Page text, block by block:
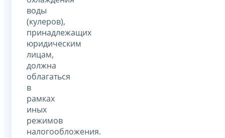
воды
(кулеров),
принадлежащих
юридическим
лицам,
должна
облагаться
в
рамках
иных
режимов
налогообложения.